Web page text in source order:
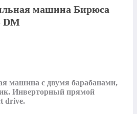
машина Бирюса
DM
машина с двумя барабанами,
Инверторный прямой
drive.